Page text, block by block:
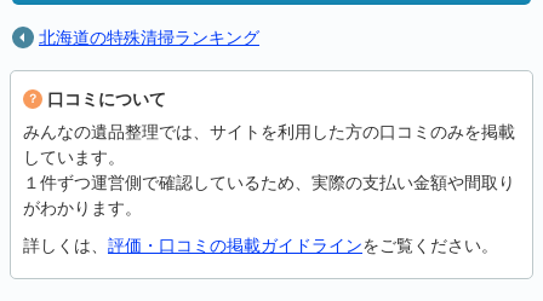
北海道の特殊清掃ランキング
口コミについて
みんなの遺品整理では、サイトを利用した方の口コミのみを掲載
しています。
１件ずつ運営側で確認しているため、実際の支払い金額や間取り
がわかります。
詳しくは、 評価・口コミの掲載ガイドラインをご覧ください。